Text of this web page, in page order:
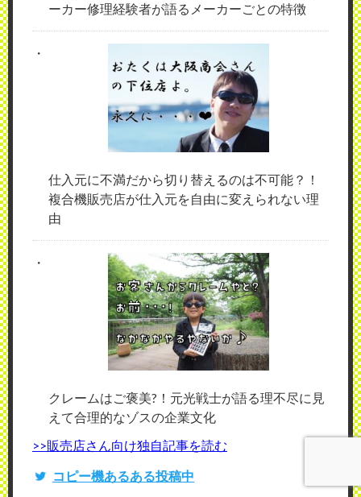
ーカー修理経験者が語るメーカーごとの特徴
仕入元に不満だから切り替えるのは不可能？！
複合機販売店が仕入元を自由に変えられない理
由
クレームはご褒美?！元光戦士が語る理不尽に見
えて合理的なゾスの企業文化
>>販売店さん向け独自記事を読む
コピー機あるある投稿中